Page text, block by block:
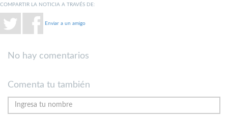
COMPARTIR LA NOTICIA A TRAVÉS DE:
Enviar a un amigo
No hay comentarios
Comenta tu también